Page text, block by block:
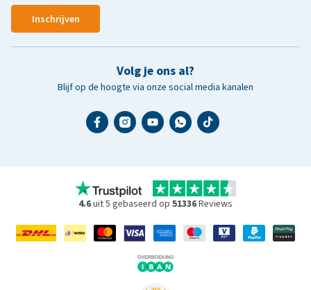
Inschrijven
Volg je ons al?
Blijf op de hoogte via onze social media kanalen
4.6uit 5 gebaseerd op 51336Reviews